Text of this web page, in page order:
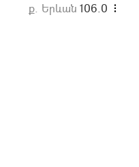
ք. Երևան 106.0